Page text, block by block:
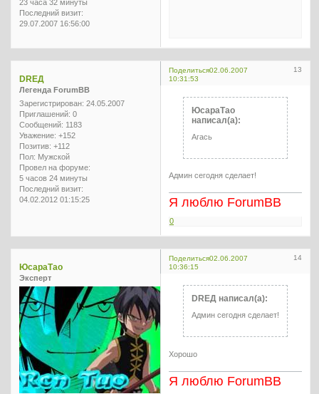
23 часа 32 минуты
Последний визит:
29.07.2007 16:56:00
Поделиться 13
02.06.2007
10:31:53
DREД
Легенда ForumBB
Зарегистрирован: 24.05.2007
Приглашений: 0
Сообщений: 1183
Уважение: +152
Позитив: +112
Пол: Мужской
Провел на форуме:
5 часов 24 минуты
Последний визит:
04.02.2012 01:15:25
ЮсараТао
написал(а):
Агась
Админ сегодня сделает!
Я люблю ForumBB
0
Поделиться 14
02.06.2007
10:36:15
ЮсараТао
Эксперт
DREД написал(а):
Админ сегодня сделает!
Хорошо
Я люблю ForumBB